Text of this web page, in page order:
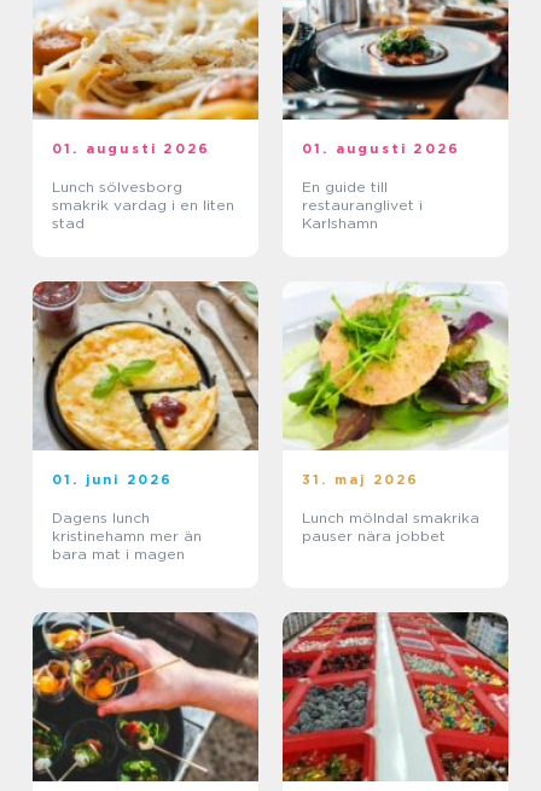
01. augusti 2026
Lunch sölvesborg
smakrik vardag i en liten
stad
01. augusti 2026
En guide till
restauranglivet i
Karlshamn
01. juni 2026
Dagens lunch
kristinehamn mer än
bara mat i magen
31. maj 2026
Lunch mölndal smakrika
pauser nära jobbet